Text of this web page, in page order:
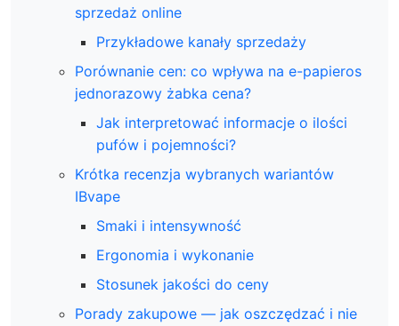
sprzedaż online
Przykładowe kanały sprzedaży
Porównanie cen: co wpływa na e-papieros
jednorazowy żabka cena?
Jak interpretować informacje o ilości
pufów i pojemności?
Krótka recenzja wybranych wariantów
IBvape
Smaki i intensywność
Ergonomia i wykonanie
Stosunek jakości do ceny
Porady zakupowe — jak oszczędzać i nie